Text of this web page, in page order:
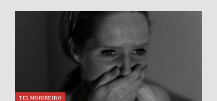
TELMORIBEIRO